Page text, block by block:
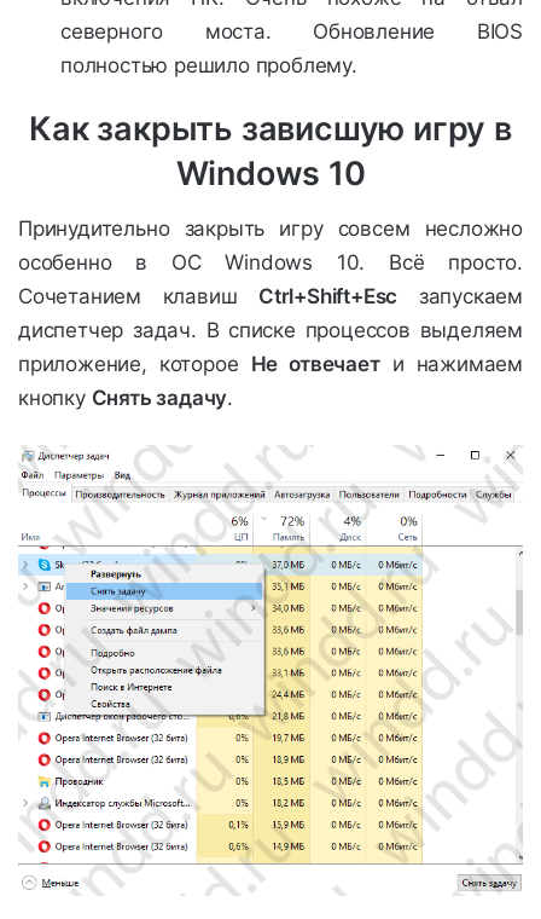
северного моста. Обновление BIOS
полностью решило проблему.
Как закрыть зависшую игру в
Windows 10
Принудительно закрыть игру совсем несложно
особенно в ОС Windows 10. Всё просто.
Сочетанием клавиш Ctrl+Shift+Esc запускаем
диспетчер задач. В списке процессов выделяем
приложение, которое Не отвечаети нажимаем
кнопку Снять задачу.